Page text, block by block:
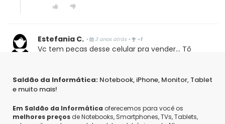
Estefania C. • 3 anos atrás • -1
Vc tem peças desse celular pra vender... Tô
Saldão da Informática • 3 anos atrás• 0
Olá, bom dia! Não realizamos vendas de peças,
Saldão da Informática: Notebook, iPhone, Monitor, Tablet
e muito mais!
Em Saldão da Informática oferecemos para você os
melhores preços de Notebooks, Smartphones, TVs, Tablets,